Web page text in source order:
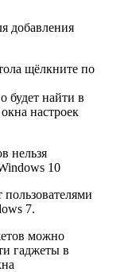
добавления
щёлкните по
будет найти в
настроек
нельзя
10
7.
можно
гаджеты в